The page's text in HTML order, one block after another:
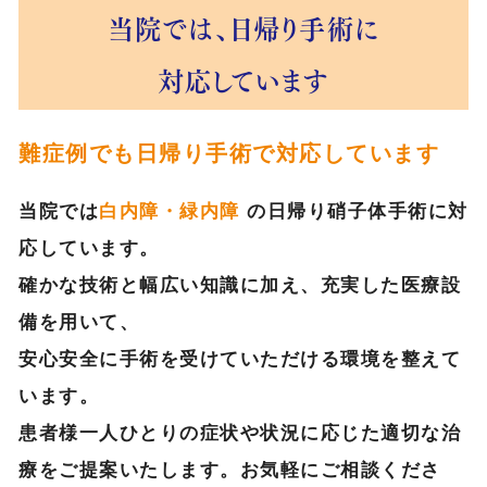
当院では、日帰り手術に
対応しています
難症例でも日帰り手術で対応しています
当院では白内障・緑内障 の日帰り硝子体手術に対
応しています。
確かな技術と幅広い知識に加え、充実した医療設
備を用いて、
安心安全に手術を受けていただける環境を整えて
います。
患者様一人ひとりの症状や状況に応じた適切な治
療をご提案いたします。お気軽にご相談くださ